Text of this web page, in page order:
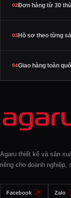
02Đơn hàng từ 30
03Hồ sơ theo từng
04Giao hàng toàn
Agaru thiết kế và sản
riêng cho doanh
Facebook Zalo